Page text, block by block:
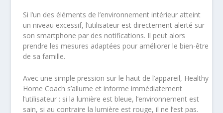
Si l’un des éléments de l’environnement intérieur atteint
un niveau excessif, l’utilisateur est directement alerté sur
son smartphone par des notifications. Il peut alors
prendre les mesures adaptées pour améliorer le bien-être
de sa famille.
Avec une simple pression sur le haut de l’appareil, Healthy
Home Coach s’allume et informe immédiatement
l’utilisateur : si la lumière est bleue, l’environnement est
sain, si au contraire la lumière est rouge, il ne l’est pas.